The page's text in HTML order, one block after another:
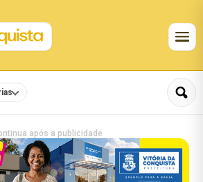
após a publicidade